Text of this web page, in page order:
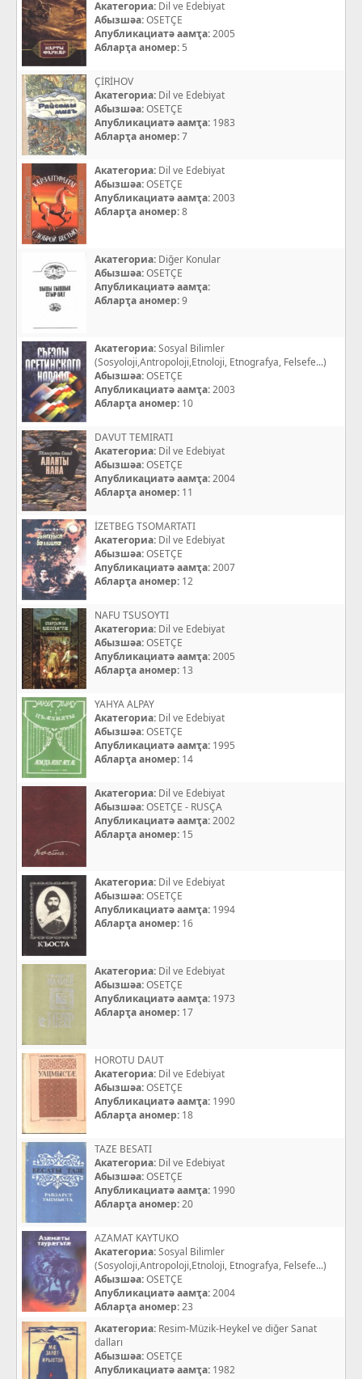
Акатегориа: Dil ve Edebiyat
Абызшәа:OSETÇE
Апубликациатә аамҭа:2005
Абларҭа аномер: 5
ÇİRİHOV
Акатегориа: Dil ve Edebiyat
Абызшәа:OSETÇE
Апубликациатә аамҭа: 1983
Абларҭа аномер:7
Акатегориа: Dil ve Edebiyat
Абызшәа:OSETÇE
Апубликациатә аамҭа:2003
Абларҭа аномер:8
Акатегориа: Diğer Konular
Абызшәа:OSETÇE
Апубликациатә аамҭа:
Абларҭа аномер:9
Акатегориа:Sosyal Bilimler
(Sosyoloji,Antropoloji,Etnoloji, Etnografya, Felsefe...)
Абызшәа:OSETÇE
Апубликациатә аамҭа:2003
Абларҭа аномер: 10
DAVUT TEMIRATI
Акатегориа: Dil ve Edebiyat
Абызшәа:OSETÇE
Апубликациатә аамҭа:2004
Абларҭа аномер: 11
İZETBEG TSOMARTATI
Акатегориа: Dil ve Edebiyat
Абызшәа:OSETÇE
Апубликациатә аамҭа:2007
Абларҭа аномер: 12
NAFU TSUSOYTI
Акатегориа: Dil ve Edebiyat
Абызшәа:OSETÇE
Апубликациатә аамҭа:2005
Абларҭа аномер: 13
YAHYA ALPAY
Акатегориа: Dil ve Edebiyat
Абызшәа:OSETÇE
Апубликациатә аамҭа: 1995
Абларҭа аномер: 14
Акатегориа: Dil ve Edebiyat
Абызшәа:OSETÇE - RUSÇA
Апубликациатә аамҭа:2002
Абларҭа аномер: 15
Акатегориа: Dil ve Edebiyat
Абызшәа:OSETÇE
Апубликациатә аамҭа: 1994
Абларҭа аномер: 16
Акатегориа: Dil ve Edebiyat
Абызшәа:OSETÇE
Апубликациатә аамҭа: 1973
Абларҭа аномер: 17
HOROTU DAUT
Акатегориа: Dil ve Edebiyat
Абызшәа:OSETÇE
Апубликациатә аамҭа: 1990
Абларҭа аномер: 18
TAZE BESATI
Акатегориа: Dil ve Edebiyat
Абызшәа:OSETÇE
Апубликациатә аамҭа: 1990
Абларҭа аномер:20
AZAMAT KAYTUKO
Акатегориа:Sosyal Bilimler
(Sosyoloji,Antropoloji,Etnoloji, Etnografya, Felsefe...)
Абызшәа:OSETÇE
Апубликациатә аамҭа:2004
Абларҭа аномер:23
Акатегориа: Resim-Müzik-Heykel ve diğer Sanat
dalları
Абызшәа:OSETÇE
Апубликациатә аамҭа: 1982